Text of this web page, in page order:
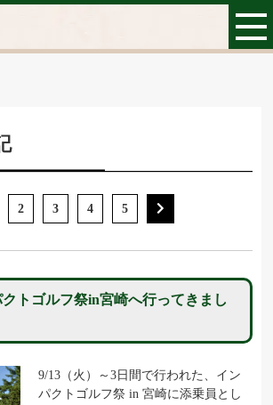
2 3 4 5
クトゴルフ祭in宮崎へ行ってきまし
9/13（火）～3日間で行われた、イン
パクトゴルフ祭 in 宮崎に添乗員とし